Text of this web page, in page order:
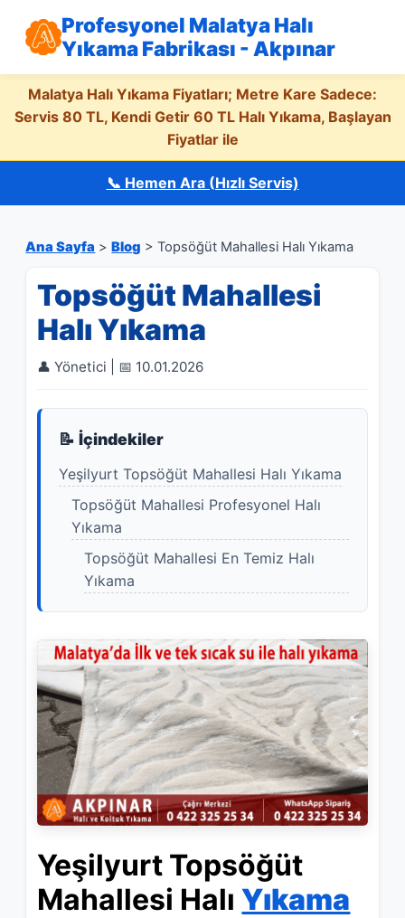
Profesyonel Malatya Halı
Yıkama Fabrikası - Akpınar
Malatya Halı Yıkama Fiyatları; Metre Kare Sadece:
Servis 80 TL, Kendi Getir 60 TL Halı Yıkama, Başlayan
Fiyatlar ile
📞 Hemen Ara (Hızlı Servis)
Ana Sayfa >Blog > Topsöğüt Mahallesi Halı Yıkama
Topsöğüt Mahallesi
Halı Yıkama
👤 Yönetici | 📅 10.01.2026
📝 İçindekiler
Yeşilyurt Topsöğüt Mahallesi Halı Yıkama
Topsöğüt Mahallesi Profesyonel Halı
Yıkama
Topsöğüt Mahallesi En Temiz Halı
Yıkama
Yeşilyurt Topsöğüt
Mahallesi HalıYıkama